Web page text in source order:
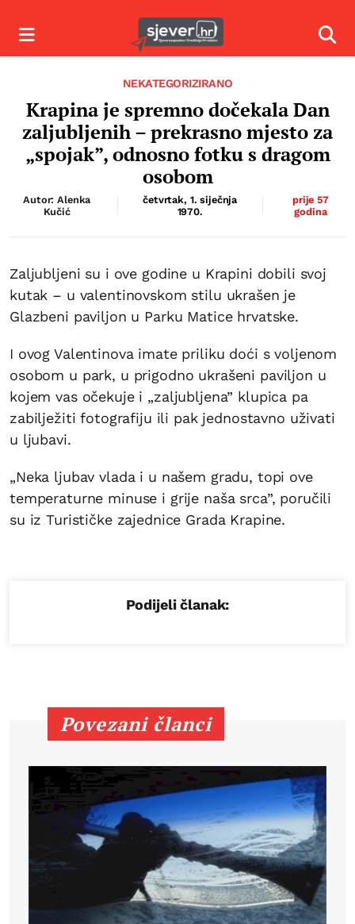
Izbornik
NEKATEGORIZIRANO
Krapina je spremno dočekala Dan
zaljubljenih – prekrasno mjesto za
„spojak”, odnosno fotku s dragom
osobom
Autor: Alenka
Kučić
četvrtak, 1. siječnja
1970.
prije 57
godina
Zaljubljeni su i ove godine u Krapini dobili svoj
kutak – u valentinovskom stilu ukrašen je
Glazbeni paviljon u Parku Matice hrvatske.
I ovog Valentinova imate priliku doći s voljenom
osobom u park, u prigodno ukrašeni paviljon u
kojem vas očekuje i „zaljubljena” klupica pa
zabilježiti fotografiju ili pak jednostavno uživati
u ljubavi.
„Neka ljubav vlada i u našem gradu, topi ove
temperaturne minuse i grije naša srca”, poručili
su iz Turističke zajednice Grada Krapine.
Podijeli članak:
Povezani članci